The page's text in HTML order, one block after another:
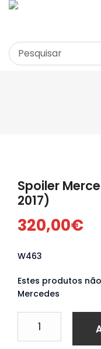
Loja Virtual 360º
Spoiler
2017)
320,00€
W463
Estes produtos
Mercedes
Spoiler